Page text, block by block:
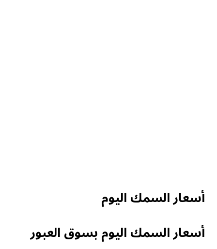
أسعار السمك اليوم
أسعار السمك اليوم بسوق العبور